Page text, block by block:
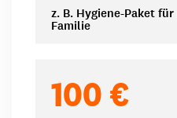
z. B. Hygiene-Paket
Familie
100 €